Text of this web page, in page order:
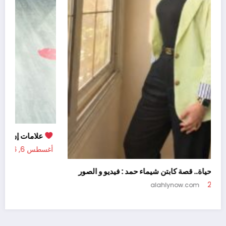
الرياضة أسلوب حياة.. قصة كابتن شيماء حمد : فيديو و الصور
أغسطس 5, 2026 alahlynow.com